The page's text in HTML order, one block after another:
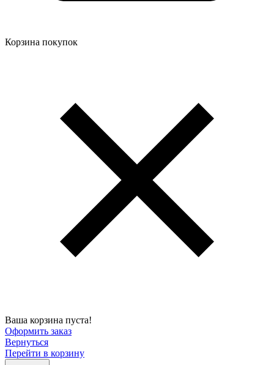
Корзина покупок
Ваша корзина пуста!
Оформить заказ
Вернуться
Перейти в корзину